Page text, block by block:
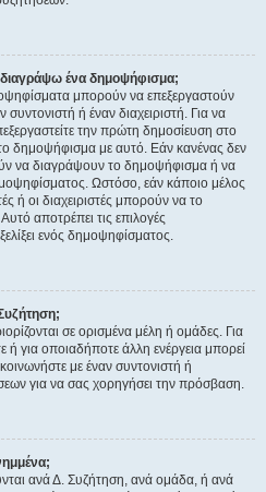
ένα δημοψήφισμα;
μπορούν να επεξεργαστούν
ή έναν διαχειριστή. Για να
την πρώτη δημοσίευση στο
δημοψήφισμα με αυτό. Εάν κανένας δεν
να διαγράψουν το δημοψήφισμα ή να
Ωστόσο, εάν κάποιο μέλος
ή οι διαχειριστές μπορούν να το
αποτρέπει τις επιλογές
ενός δημοψηφίσματος.
σε ορισμένα μέλη ή ομάδες. Για
ή για οποιαδήποτε άλλη ενέργεια μπορεί
με έναν συντονιστή ή
για να σας χορηγήσει την πρόσβαση.
ανά Δ. Συζήτηση, ανά ομάδα, ή ανά